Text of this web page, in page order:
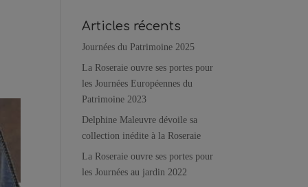
Articles récents
Journées du Patrimoine 2025
La Roseraie ouvre ses portes pour
les Journées Européennes du
Patrimoine 2023
Delphine Maleuvre dévoile sa
collection inédite à la Roseraie
La Roseraie ouvre ses portes pour
les Journées au jardin 2022